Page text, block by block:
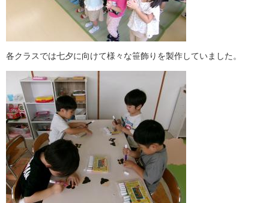
各クラスでは七夕に向けて様々な笹飾りを製作していました。